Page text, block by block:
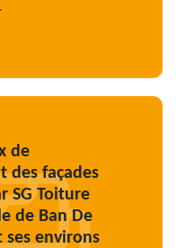
de
des façades
SG Toiture
de Ban De
ses environs